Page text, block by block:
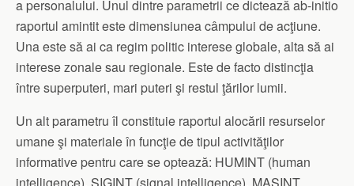
a personalului. Unul dintre parametrii ce dictează ab-initio
raportul amintit este dimensiunea câmpului de acţiune.
Una este să ai ca regim politic interese globale, alta să ai
interese zonale sau regionale. Este de facto distincţia
între superputeri, mari puteri şi restul ţărilor lumii.
Un alt parametru îl constituie raportul alocării resurselor
umane şi materiale în funcţie de tipul activităţilor
informative pentru care se optează: HUMINT (human